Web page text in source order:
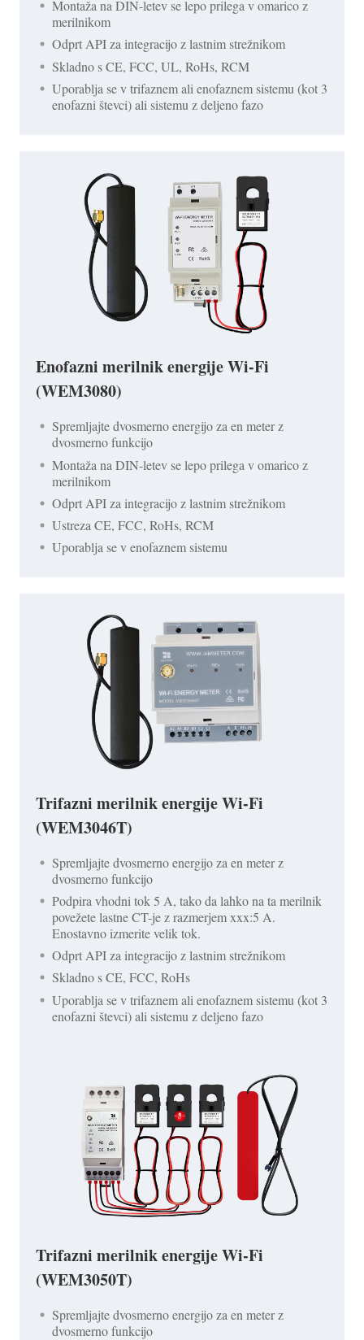
Montaža na DIN-letev se lepo prilega v omarico z
merilnikom
Odprt API za integracijo z lastnim strežnikom
Skladno s CE, FCC, UL, RoHs, RCM
Uporablja se v trifaznem ali enofaznem sistemu (kot 3
enofazni števci) ali sistemu z deljeno fazo
Enofazni merilnik energije Wi-Fi
(WEM3080)
Spremljajte dvosmerno energijo za en meter z
dvosmerno funkcijo
Montaža na DIN-letev se lepo prilega v omarico z
merilnikom
Odprt API za integracijo z lastnim strežnikom
Ustreza CE, FCC, RoHs, RCM
Uporablja se v enofaznem sistemu
Trifazni merilnik energije Wi-Fi
(WEM3046T)
Spremljajte dvosmerno energijo za en meter z
dvosmerno funkcijo
Podpira vhodni tok 5 A, tako da lahko na ta merilnik
povežete lastne CT-je z razmerjem xxx:5 A.
Enostavno izmerite velik tok.
Odprt API za integracijo z lastnim strežnikom
Skladno s CE, FCC, RoHs
Uporablja se v trifaznem ali enofaznem sistemu (kot 3
enofazni števci) ali sistemu z deljeno fazo
Trifazni merilnik energije Wi-Fi
(WEM3050T)
Spremljajte dvosmerno energijo za en meter z
dvosmerno funkcijo